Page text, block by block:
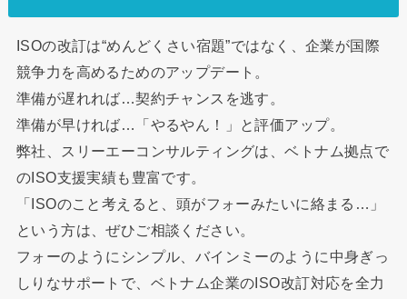
ISOの改訂は“めんどくさい宿題”ではなく、企業が国際
競争力を高めるためのアップデート。
準備が遅れれば…契約チャンスを逃す。
準備が早ければ…「やるやん！」と評価アップ。
弊社、スリーエーコンサルティングは、ベトナム拠点で
のISO支援実績も豊富です。
「ISOのこと考えると、頭がフォーみたいに絡まる…」
という方は、ぜひご相談ください。
フォーのようにシンプル、バインミーのように中身ぎっ
しりなサポートで、ベトナム企業のISO改訂対応を全力